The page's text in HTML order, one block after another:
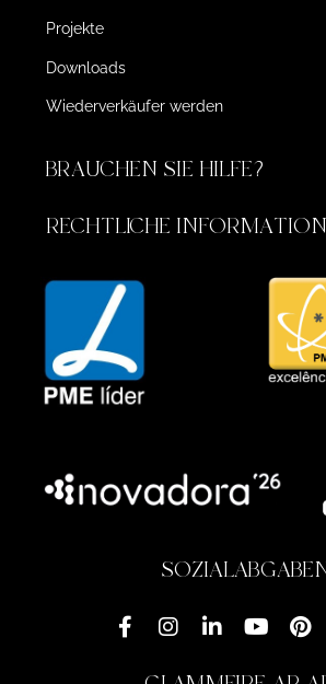
Projekte
Downloads
Wiederverkäufer werden
BRAUCHEN SIE HILFE?
RECHTLICHE